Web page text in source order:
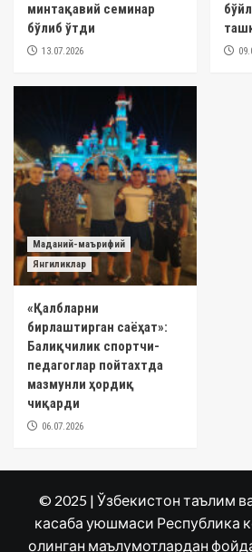
минтақавий семинар
бўлиб ўтди
13.07.2026
Маданий-маърифий
Янгиликлар
«Қалбларни
бирлаштирган саёҳат»:
Балиқчилик спортчи-
педагоглар пойтахтда
мазмунли ҳордиқ
чиқарди
06.07.2026
© 2025 | Ўзбекистон таълим
касаба уюшмаси Республика
олинган маълумотлардан